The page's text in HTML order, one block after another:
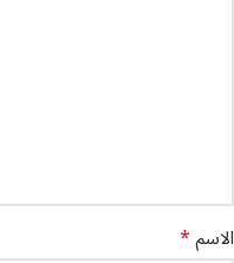
الاسم*